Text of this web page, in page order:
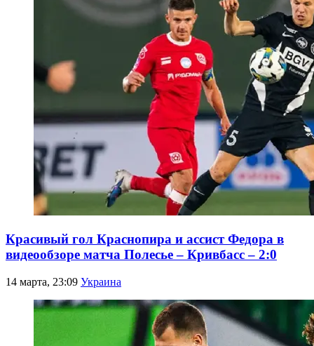
Красивый гол Краснопира и ассист Федора в
видеообзоре матча Полесье – Кривбасс – 2:0
14 марта, 23:09 Украина